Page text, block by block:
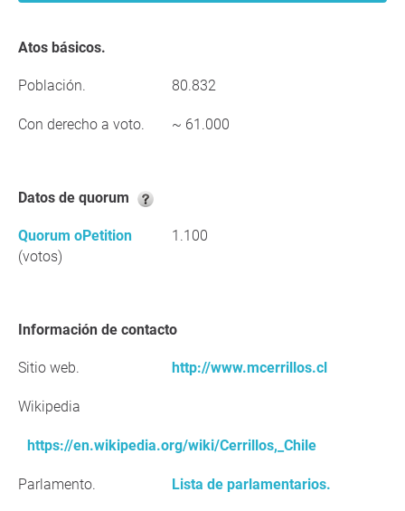
Atos básicos.
Población. 80.832
Con derecho a voto. ~ 61.000
Datos de quorum
Quorum oPetition
(votos)
1.100
Información de contacto
Sitio web. http://www.mcerrillos.cl
Wikipedia
https://en.wikipedia.org/wiki/Cerrillos,_Chile
Parlamento. Lista de parlamentarios.